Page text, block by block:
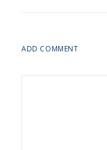
ADD COMMENT